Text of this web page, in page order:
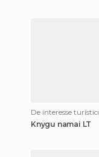
Knygu namai LT